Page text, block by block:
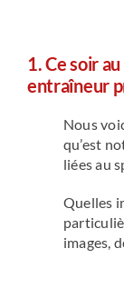
1. Ce soir
entraîneur
Nous
qu’est
liées au
Quelles
images,